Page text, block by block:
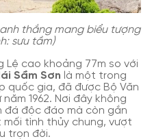
thắng mang biểu tượng
sưu tầm)
Lệ cao khoảng 77m so với
Sầm Sơn là một trong
quốc gia, đã được Bộ Văn
1962. Nơi đây không
đá độc đáo mà còn gắn
tình thủy chung, vượt
trọn đời.